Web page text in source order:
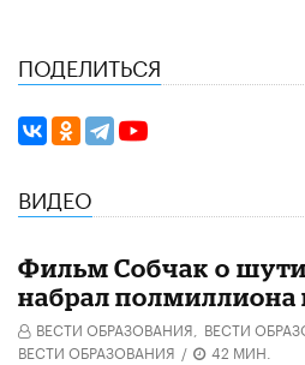
ПОДЕЛИТЬСЯ
ВИДЕО
Фильм Собчак о
набрал полмиллиона
ВЕСТИ ОБРАЗОВАНИЯ, ВЕСТИ
ВЕСТИ ОБРАЗОВАНИЯ / 42 МИН.